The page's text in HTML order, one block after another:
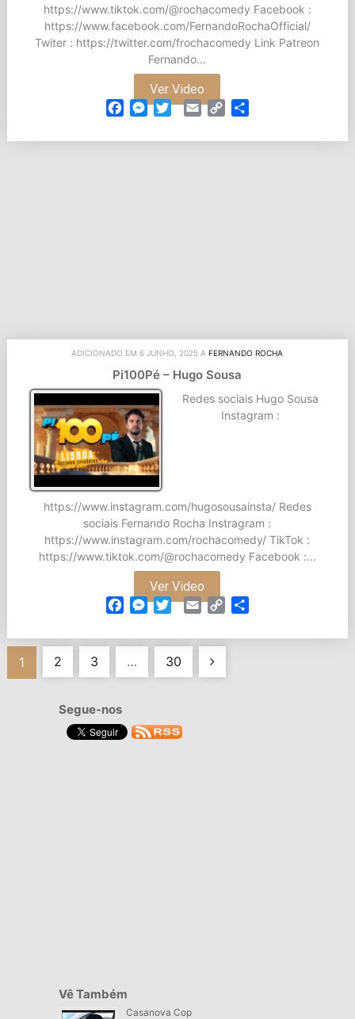
https://www.tiktok.com/@rochacomedy Facebook :
https://www.facebook.com/FernandoRochaOfficial/
Twiter : https://twitter.com/frochacomedy Link Patreon
Fernando...
Ver Video
Facebook
Messenger
TwitterEmail Copy
ADICIONADO EM 6 JUNHO, 2025 AFERNANDO ROCHA
Pi100Pé – Hugo Sousa
Redes sociais Hugo Sousa
Instagram :
https://www.instagram.com/hugosousainsta/ Redes
sociais Fernando Rocha Instragram :
https://www.instagram.com/rochacomedy/ TikTok :
https://www.tiktok.com/@rochacomedy Facebook :...
Ver Video
Facebook
Messenger
TwitterEmail Copy
Navegação
artigos
1 2 3 … 30
Segue-nos
Vê Também
Casanova Cop